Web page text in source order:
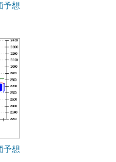
予想
予想